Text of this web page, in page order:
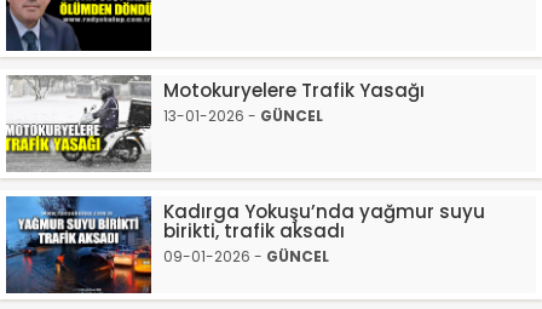
Motokuryelere Trafik Yasağı
13-01-2026 - GÜNCEL
Kadırga Yokuşu’nda yağmur suyu
birikti, trafik aksadı
09-01-2026 - GÜNCEL